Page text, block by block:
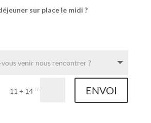
sur place le midi ?
11 + 14 = ENVOI